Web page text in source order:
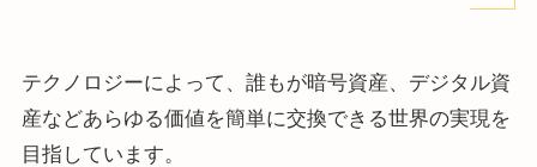
テクノロジーによって、誰もが暗号資産、デジタル資
産などあらゆる価値を簡単に交換できる世界の実現を
目指しています。